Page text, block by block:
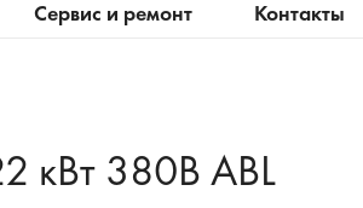
Сервис и ремонт Контакты
кВт 380В ABL